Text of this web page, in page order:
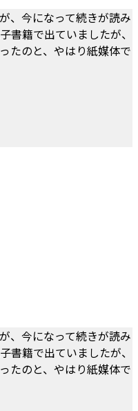
、今になって続きが読み
書籍で出ていましたが、
たのと、やはり紙媒体で
、今になって続きが読み
書籍で出ていましたが、
たのと、やはり紙媒体で